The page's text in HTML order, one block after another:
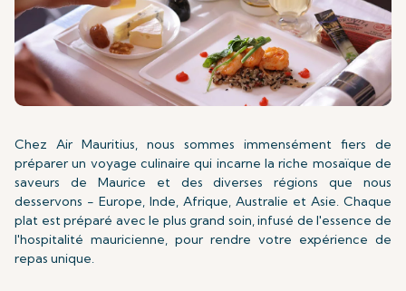
Chez Air Mauritius, nous sommes immensément fiers de
préparer un voyage culinaire qui incarne la riche mosaïque de
saveurs de Maurice et des diverses régions que nous
desservons - Europe, Inde, Afrique, Australie et Asie. Chaque
plat est préparé avec le plus grand soin, infusé de l'essence de
l'hospitalité mauricienne, pour rendre votre expérience de
repas unique.